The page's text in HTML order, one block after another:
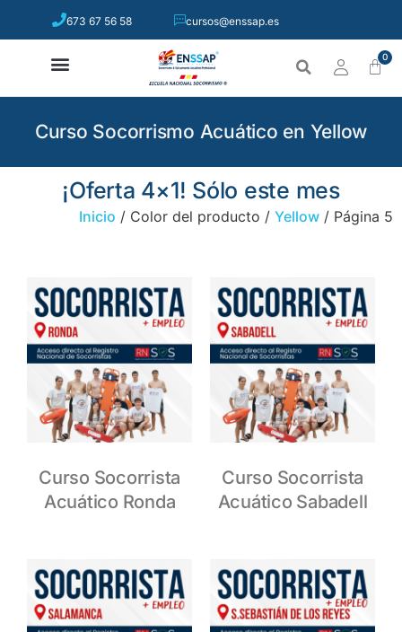
673 67 56 58 cursos@enssap.es
0
Curso Socorrismo Acuático en Yellow
¡Oferta 4×1! Sólo este mes
Inicio / Color del producto / Yellow / Página 5
Curso Socorrista
Acuático Ronda
Curso Socorrista
Acuático Sabadell